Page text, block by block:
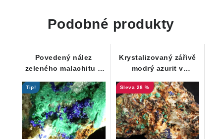
Podobné produkty
Povedený nález
zeleného malachitu v
azuritem
Tip!
Krystalizovaný zářivě
modrý azurit v
zeleného malachitu
28 %